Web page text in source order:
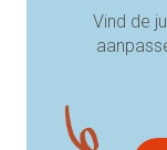
Vind de